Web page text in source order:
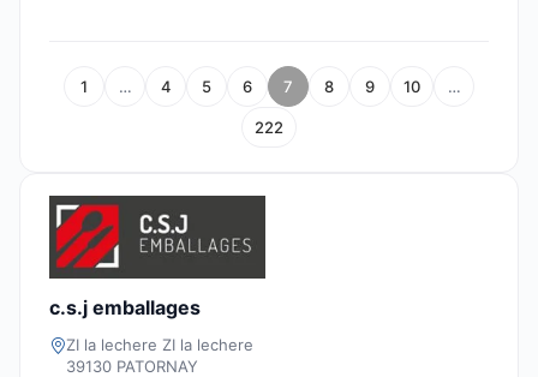
1 … 4 5 6 7 8 9 10 …
222
c.s.j emballages
ZI la lechere ZI la lechere
39130 PATORNAY